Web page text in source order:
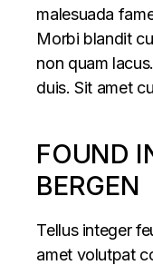
malesuada
Morbi blandit
non quam
duis. Sit amet
FOUND
BERGEN
Tellus integer
amet volutpat